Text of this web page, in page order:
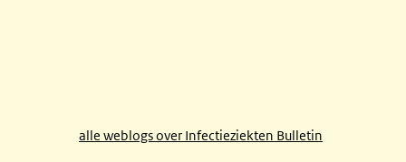
alle weblogs over Infectieziekten Bulletin